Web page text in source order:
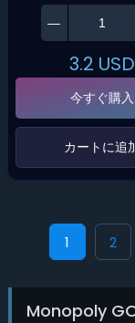
3.2 USD
今すぐ購入
カートに追
1 2
Monopoly